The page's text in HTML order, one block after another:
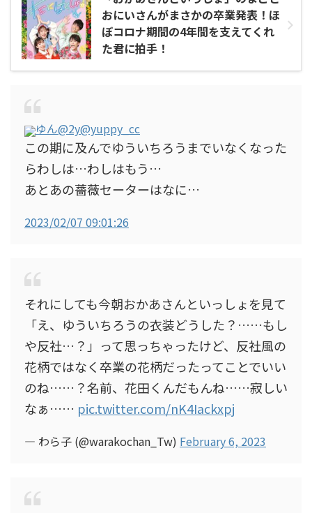
おにいさんがまさかの卒業発表！ほ
ぼコロナ期間の4年間を支えてくれ
た君に拍手！
ゆん@2y@yuppy_cc
この期に及んでゆういちろうまでいなくなった
らわしは…わしはもう…
あとあの薔薇セーターはなに…
2023/02/07 09:01:26
それにしても今朝おかあさんといっしょを見て
「え、ゆういちろうの衣装どうした？……もし
や反社…？」って思っちゃったけど、反社風の
花柄ではなく卒業の花柄だったってことでいい
のね……？名前、花田くんだもんね……寂しい
なぁ…… pic.twitter.com/nK4Iackxpj
— わら子 (@warakochan_Tw) February 6, 2023